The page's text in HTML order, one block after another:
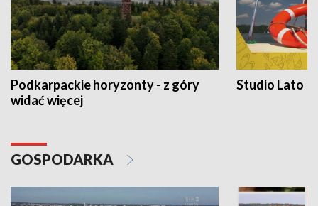
Podkarpackie horyzonty - z góry
widać więcej
Studio Lato
GOSPODARKA